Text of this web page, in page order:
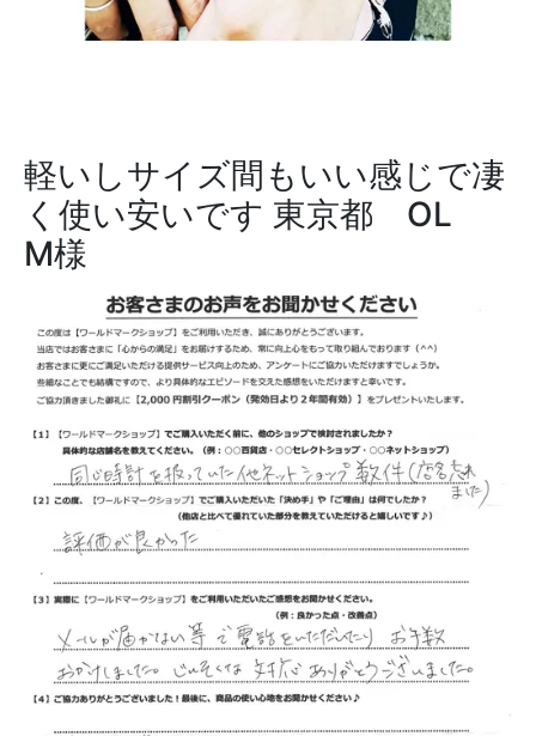
軽いしサイズ間もいい感じで凄
く使い安いです 東京都 OL
M様